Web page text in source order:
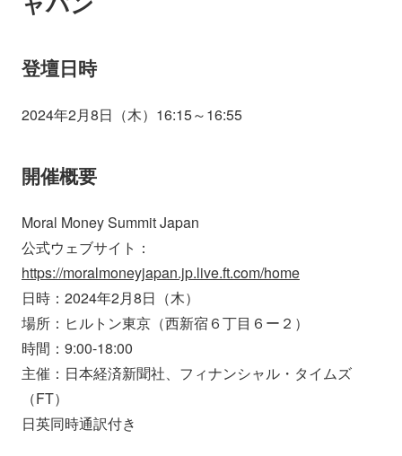
登壇日時
2024年2月8日（木）16:15～16:55
開催概要
Moral Money Summit Japan
公式ウェブサイト：
https://moralmoneyjapan.jp.live.ft.com/home
日時：2024年2月8日（木）
場所：ヒルトン東京（西新宿６丁目６ー２）
時間：9:00-18:00
主催：日本経済新聞社、フィナンシャル・タイムズ
（FT）
日英同時通訳付き